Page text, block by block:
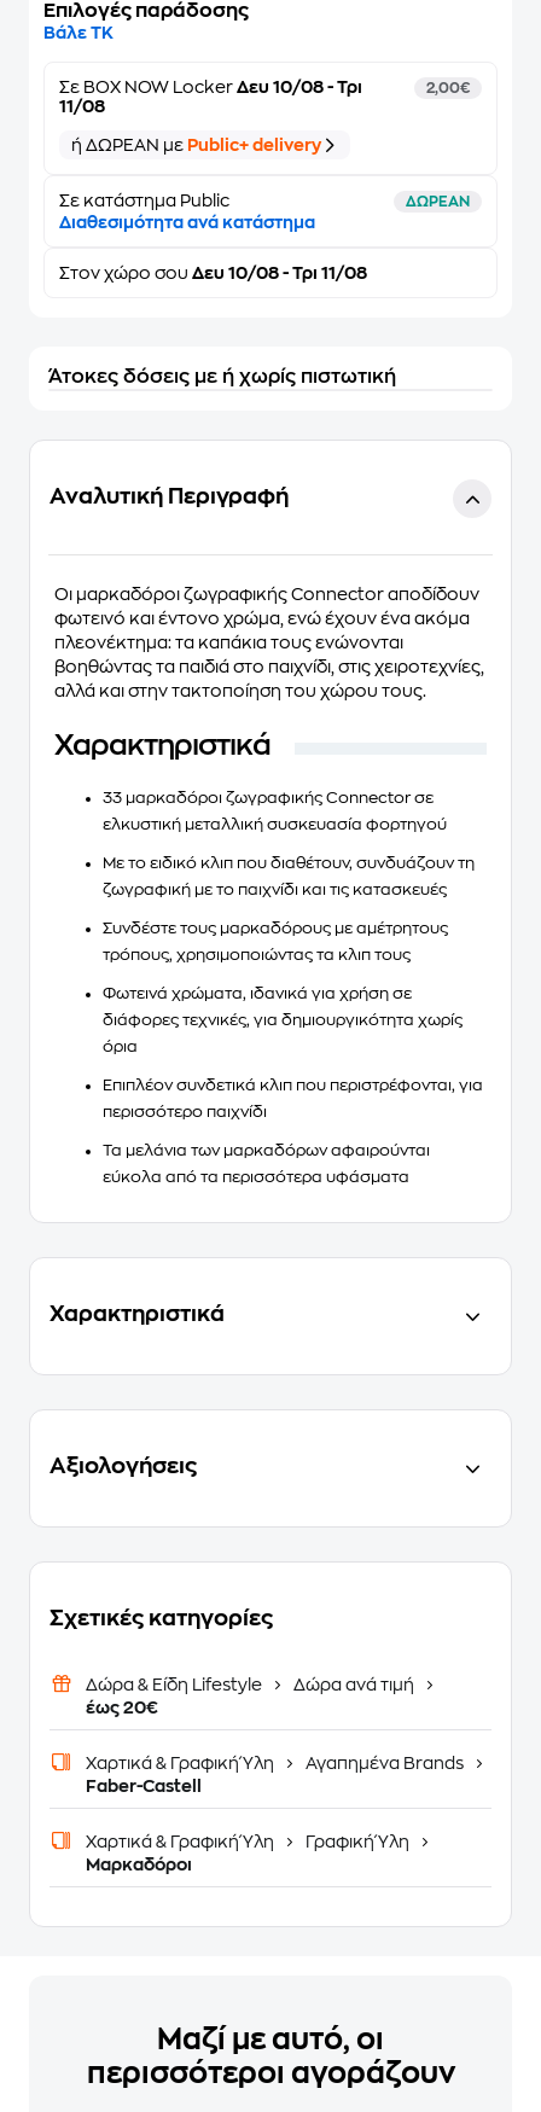
Επιλογές παράδοσης
Βάλε ΤΚ
Σε BOX NOW Locker Δευ 10/08 - Τρι
11/08
2,00€
ή ΔΩΡΕΑΝ με Public+ delivery
Σε κατάστημα Public ΔΩΡΕΑΝ
Διαθεσιμότητα ανά κατάστημα
Στον χώρο σου Δευ 10/08 - Τρι 11/08
Άτοκες δόσεις με ή χωρίς πιστωτική
Αναλυτική Περιγραφή
Οι μαρκαδόροι ζωγραφικής Connector αποδίδουν
φωτεινό και έντονο χρώμα, ενώ έχουν ένα ακόμα
πλεονέκτημα: τα καπάκια τους ενώνονται
βοηθώντας τα παιδιά στο παιχνίδι, στις χειροτεχνίες,
αλλά και στην τακτοποίηση του χώρου τους.
Χαρακτηριστικά
33 μαρκαδόροι ζωγραφικής Connectorσε
ελκυστική μεταλλική συσκευασία φορτηγού
Με το ειδικό κλιπ που διαθέτουν, συνδυάζουν τη
ζωγραφική με το παιχνίδι και τις κατασκευές
Συνδέστε τους μαρκαδόρους με αμέτρητους
τρόπους, χρησιμοποιώντας τα κλιπ τους
Φωτεινά χρώματα, ιδανικά για χρήση σε
διάφορες τεχνικές, για δημιουργικότητα χωρίς
όρια
Επιπλέον συνδετικά κλιπ που περιστρέφονται, για
περισσότερο παιχνίδι
Τα μελάνια των μαρκαδόρωναφαιρούνται
εύκολα από τα περισσότερα υφάσματα
Χαρακτηριστικά
Αξιολογήσεις
Σχετικές κατηγορίες
Δώρα & Είδη Lifestyle
Δώρα ανά τιμή
έως 20€
Χαρτικά & Γραφική Ύλη
Αγαπημένα Brands
Faber-Castell
Χαρτικά & Γραφική Ύλη
Γραφική Ύλη
Μαρκαδόροι
Μαζί με αυτό, οι
περισσότεροι αγοράζουν